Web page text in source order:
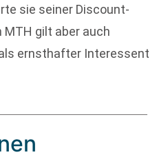
sie seiner Discount-
MTH gilt aber auch
ernsthafter Interessent